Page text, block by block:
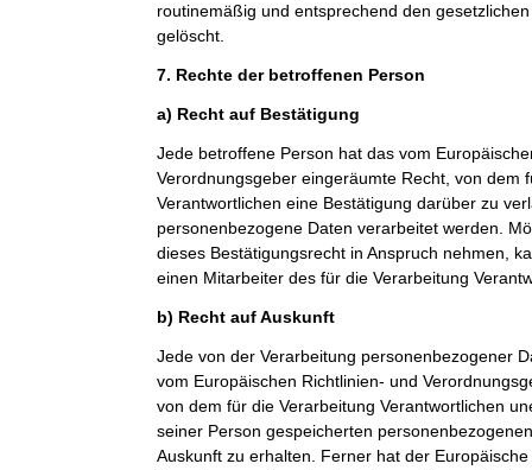
routinemäßig und entsprechend den
gelöscht.
7. Rechte der betroffenen Person
a) Recht auf Bestätigung
Jede betroffene Person hat das vom
Verordnungsgeber eingeräumte Recht, von dem
Verantwortlichen eine Bestätigung darüber zu
personenbezogene Daten verarbeitet werden.
dieses Bestätigungsrecht in Anspruch nehmen,
einen Mitarbeiter des für die Verarbeitung
b) Recht auf Auskunft
Jede von der Verarbeitung personenbezogener
vom Europäischen Richtlinien- und
von dem für die Verarbeitung Verantwortlichen
seiner Person gespeicherten
Auskunft zu erhalten. Ferner hat der